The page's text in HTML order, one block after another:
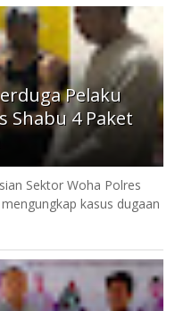
Pelaku
Shabu 4 Paket
Sektor Woha Polres
kasus dugaan